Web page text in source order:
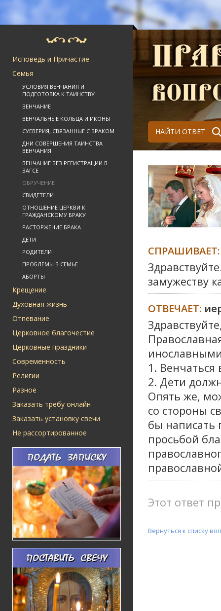
Исповедь и Причастие
Семья
УСЛОВИЯ ВЕНЧАНИЯ И
ПОДГОТОВКА К ТАИНСТВУ
ВЕНЧАНИЕ
ВЕНЧАЛЬНЫЕ КОЛЬЦА И ИКОНЫ
СУЕВЕРИЯ, СВЯЗАННЫЕ С БРАКОМ
ДНИ СОВЕРШЕНИЯ ТАИНСТВА
ВЕНЧАНИЯ
ВЕНЧАНИЕ БЕЗ РЕГИСТРАЦИИ В
ЗАГСЕ
ОБРУЧЕНИЕ
СВИДЕТЕЛИ
ОТНОШЕНИЕ ЦЕРКВИ К
ГРАЖДАНСКОМУ БРАКУ
РАСТОРЖЕНИЕ БРАКА
ДЕТИ
РОДИТЕЛИ
ПРОБЛЕМЫ В СЕМЬЕ
АБОРТЫ
Крещение
Духовная жизнь
Отпевание
Церковное благочестие
Церковные праздники
Современность
Религии
Разное
Заказать требу онлайн
Заказать установку свечи
Не рассортированное
НАЙТИ ОТВЕТ
СПРАШИВАЕТ:
замужеству
ОТВЕЧАЕТ:
1.
2. Дети
Опять же,
со стороны
бы
просьбой
Этот ответ
Вернуться к списку